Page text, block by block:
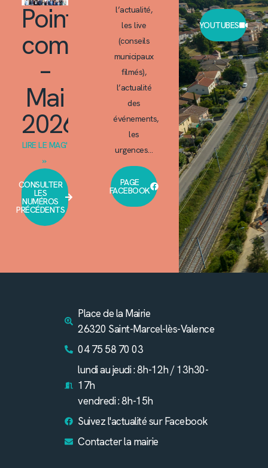
Point
commun
–
Mai
2026
LIRE LE MAG'
»
CONSULTER
LES
NUMÉROS
PRÉCÉDENTS
l’actualité,
les live
(conseils
municipaux
filmés),
l’actualité
des
événements,
les
urgences…
PAGE
FACEBOOK
YOUTUBES
Place de la Mairie
26320 Saint-Marcel-lès-Valence
04 75 58 70 03
lundi au jeudi : 8h-12h / 13h30-
17h
vendredi : 8h-15h
Suivez l'actualité sur Facebook
Contacter la mairie